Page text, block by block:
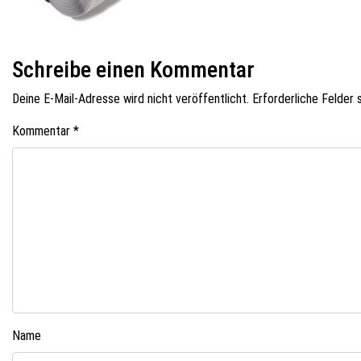
Schreibe einen Kommentar
Deine E-Mail-Adresse wird nicht veröffentlicht. Erforderliche Felder
Kommentar *
Name